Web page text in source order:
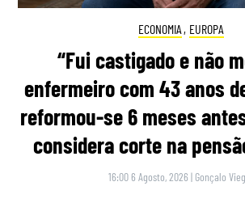
ECONOMIA , EUROPA
“Fui castigado e não
enfermeiro com 43 anos
reformou-se 6 meses
considera corte na
16:00 6 Agosto, 2026 | Gonçalo